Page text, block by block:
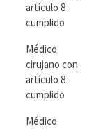
artículo 8
cumplido
Médico
cirujano con
artículo 8
cumplido
Médico